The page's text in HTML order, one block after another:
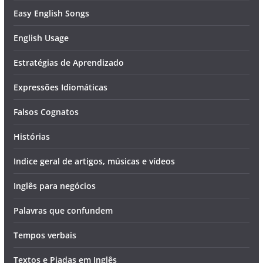
Easy English Songs
English Usage
Estratégias de Aprendizado
Expressões Idiomáticas
Falsos Cognatos
Histórias
Indice geral de artigos, músicas e vídeos
Inglês para negócios
Palavras que confundem
Tempos verbais
Textos e Piadas em Inglês